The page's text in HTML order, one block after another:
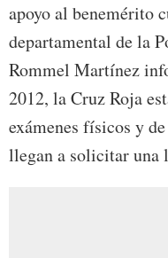
apoyo al benemérito
departamental de la
Rommel Martínez
2012, la Cruz Roja
exámenes físicos y
llegan a solicitar una